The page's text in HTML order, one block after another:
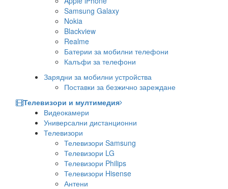
Samsung Galaxy
Nokia
Blackview
Realme
Батерии за мобилни телефони
Калъфи за телефони
Зарядни за мобилни устройства
Поставки за безжично зареждане
Телевизори и мултимедия
Видеокамери
Универсални дистанционни
Телевизори
Телевизори Samsung
Телевизори LG
Телевизори Philips
Телевизори Hisense
Антени